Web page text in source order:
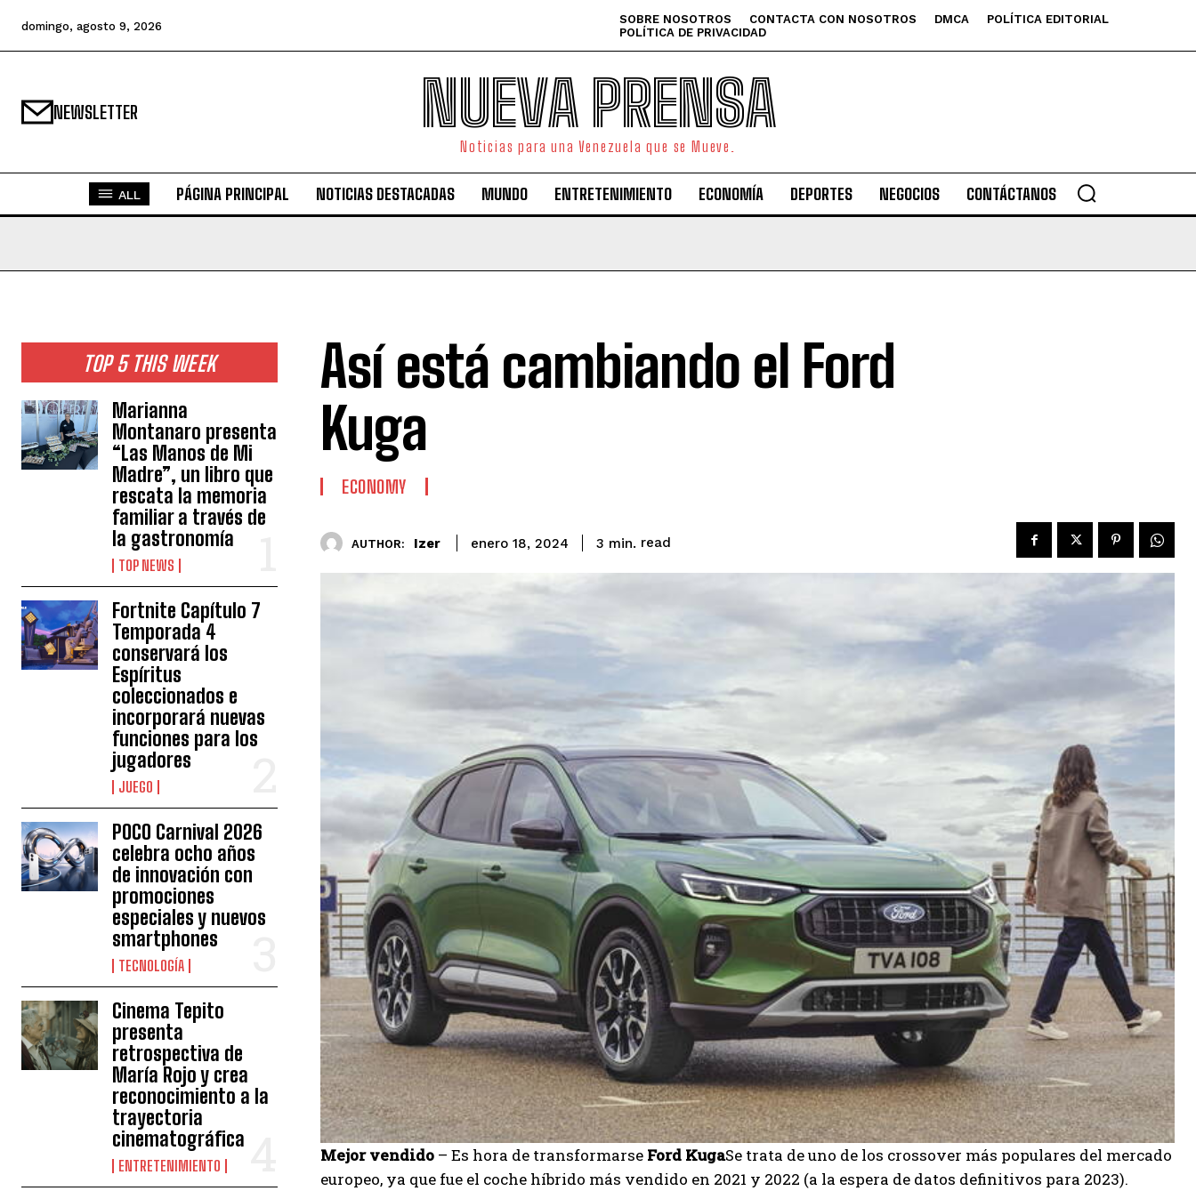
domingo, agosto 9, 2026 SOBRE NOSOTROS CONTACTA CON NOSOTROS DMCA
POLÍTICA EDITORIAL
POLÍTICA DE PRIVACIDAD
NEWSLETTER NUEVA PRENSA
Noticias para una Venezuela que se Mueve.
ALL PÁGINA PRINCIPAL NOTICIAS DESTACADAS MUNDO ENTRETENIMIENTO ECONOMÍA DEPORTES NEGOCIOS CONTÁCTANOS
TOP 5 THIS WEEK
Marianna
Montanaro presenta
“Las Manos de Mi
Madre”, un libro que
rescata la memoria
familiar a través de
la gastronomía
TOP NEWS
Fortnite Capítulo 7
Temporada 4
conservará los
Espíritus
coleccionados e
incorporará nuevas
funciones para los
jugadores
JUEGO
POCO Carnival 2026
celebra ocho años
de innovación con
promociones
especiales y nuevos
smartphones
TECNOLOGÍA
Cinema Tepito
presenta
retrospectiva de
María Rojo y crea
reconocimiento a la
trayectoria
cinematográfica
ENTRETENIMIENTO
Así está cambiando el Ford
Kuga
ECONOMY
AUTHOR: Izer enero 18, 2024 3 min. read
Mejor vendido – Es hora de transformarse Ford KugaSe trata de uno de los crossover más populares del mercado
europeo, ya que fue el coche híbrido más vendido en 2021 y 2022 (a la espera de datos definitivos para 2023).